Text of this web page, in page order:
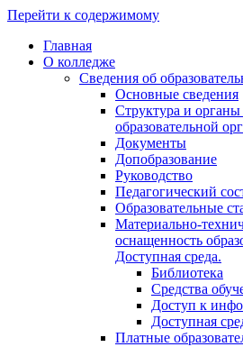
Перейти к содержимому
Главная
О колледже
Сведения об
Основные сведения
Структура и
образовательной
Документы
Допобразование
Руководство
Педагогический
Образовательные
Материально-
оснащенность
Доступная среда.
Библиотека
Средства
Доступ к
Доступная
Платные